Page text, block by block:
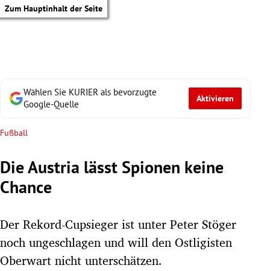
Zum Hauptinhalt der Seite
Untermenü
Wählen Sie KURIER als bevorzugte
Google-Quelle
Aktivieren
Fußball
Die Austria lässt Spionen keine
Chance
Der Rekord-Cupsieger ist unter Peter Stöger
noch ungeschlagen und will den Ostligisten
Oberwart nicht unterschätzen.